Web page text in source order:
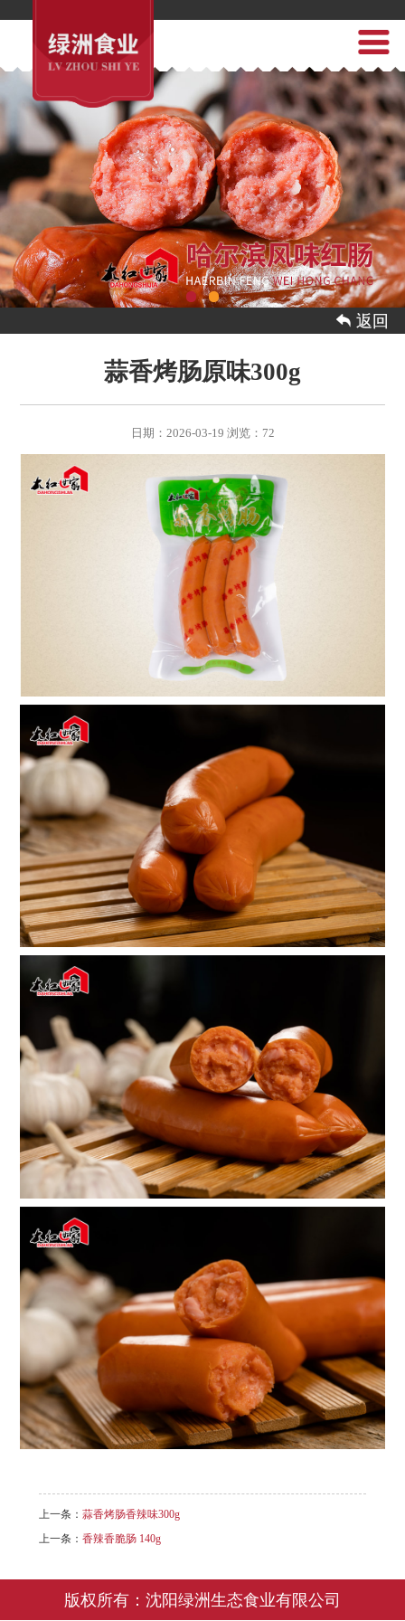
 返回
蒜香烤肠原味300g
日期：2026-03-19 浏览： 72
上一条： 蒜香烤肠香辣味300g
上一条： 香辣香脆肠 140g
版权所有：沈阳绿洲生态食业有限公司